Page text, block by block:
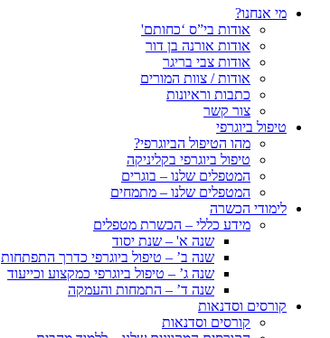
מי אנחנו?
אודות בי”ס ‘כחותם'
אודות אורנה בן דור
אודות צבי בריגר
אודות / צוות המורים
כתבות וראיונות
צור קשר
טיפול ביוגרפי
מהו הטיפול הביוגרפי?
טיפול ביוגרפי בקליניקה
המטפלים שלנו – בוגרים
המטפלים שלנו – מתמחים
לימודי הכשרה
מידע כללי – הכשרת מטפלים
שנה א' – שנת יסוד
שנה ב’ – טיפול ביוגרפי כדרך התפתחות
שנה ג’ – טיפול ביוגרפי כמקצוע וכייעוד
שנה ד’ – התמחות והעמקה
קורסים וסדנאות
קורסים וסדנאות